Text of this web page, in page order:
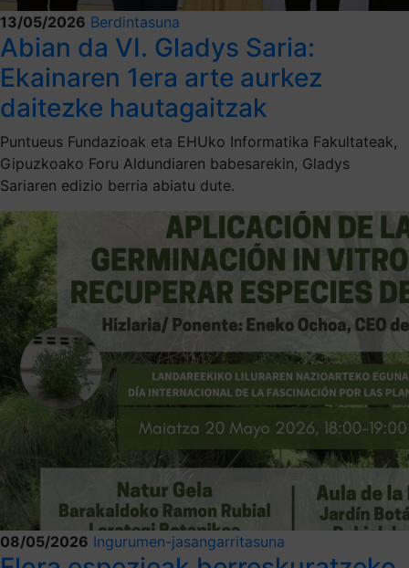
13/05/2026 Berdintasuna
Abian da VI. Gladys Saria:
Ekainaren 1era arte aurkez
daitezke hautagaitzak
Puntueus Fundazioak eta EHUko Informatika Fakultateak,
Gipuzkoako Foru Aldundiaren babesarekin, Gladys
Sariaren edizio berria abiatu dute.
08/05/2026 Ingurumen-jasangarritasuna